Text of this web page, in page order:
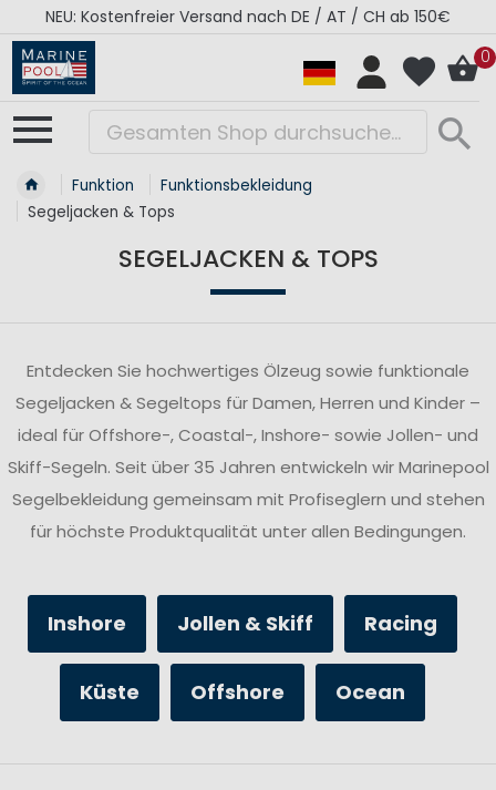
RÉGATES ROYALES Kollektion - Super Sale
0
Funktion
Funktionsbekleidung
Segeljacken & Tops
SEGELJACKEN & TOPS
Entdecken Sie hochwertiges Ölzeug sowie funktionale
Segeljacken & Segeltops für Damen, Herren und Kinder –
ideal für Offshore-, Coastal-, Inshore- sowie Jollen- und
Skiff-Segeln. Seit über 35 Jahren entwickeln wir Marinepool
Segelbekleidung gemeinsam mit Profiseglern und stehen
für höchste Produktqualität unter allen Bedingungen.
Inshore Jollen & Skiff Racing
Küste Offshore Ocean